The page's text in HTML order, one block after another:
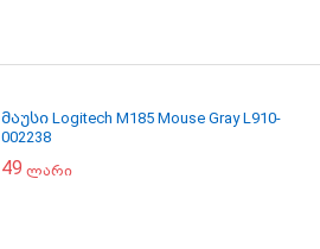
მაუსი Logitech M185 Mouse Gray L910-
002238
49 ლარი